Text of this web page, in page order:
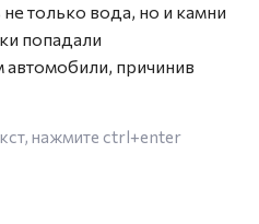
только вода, но и камни
попадали
причинив
нажмите ctrl+enter